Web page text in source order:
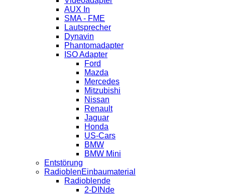
AUX In
SMA - FME
Lautsprecher
Dynavin
Phantomadapter
ISO Adapter
Ford
Mazda
Mercedes
Mitzubishi
Nissan
Renault
Jaguar
Honda
US-Cars
BMW
BMW Mini
Entstörung
RadioblenEinbaumaterial
Radioblende
2-DINde